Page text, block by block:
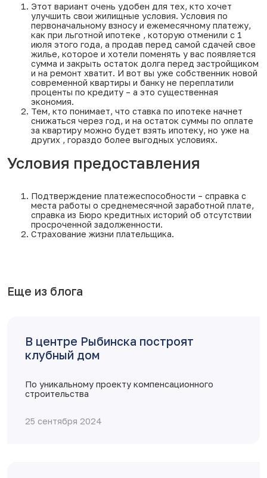
Этот вариант очень удобен для тех, кто хочет
улучшить свои жилищные условия. Условия по
первоначальному взносу и ежемесячному платежу,
как при льготной ипотеке , которую отменили с 1
июля этого года, а продав перед самой сдачей свое
жилье, которое и хотели поменять у вас появляется
сумма и закрыть остаток долга перед застройщиком
и на ремонт хватит. И вот вы уже собственник новой
современной квартиры и банку не переплатили
проценты по кредиту – а это существенная
экономия.
Тем, кто понимает, что ставка по ипотеке начнет
снижаться через год, и на остаток суммы по оплате
за квартиру можно будет взять ипотеку, но уже на
других , гораздо более выгодных условиях.
Условия предоставления
Подтверждение платежеспособности – справка с
места работы о среднемесячной заработной плате,
справка из Бюро кредитных историй об отсутствии
просроченной задолженности.
Страхование жизни плательщика.
Еще из блога
В центре Рыбинска построят
клубный дом
По уникальному проекту компенсационного
строительства
25 сентября 2024